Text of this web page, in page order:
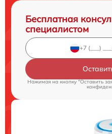
Бесплатная
специалистом
Нажимая на кнопку "Оставить